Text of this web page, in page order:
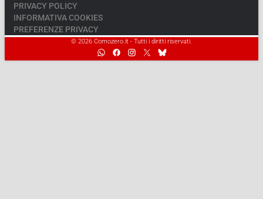
PRIVACY POLICY
INFORMATIVA COOKIES
PREFERENZE PRIVACY
© 2026 Comozero.it - Tutti i diritti riservati.